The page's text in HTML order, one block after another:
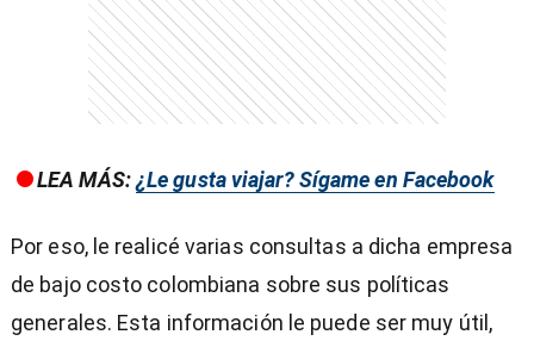
LEA MÁS:¿Le gusta viajar? Sígame en Facebook
Por eso, le realicé varias consultas a dicha empresa
de bajo costo colombiana sobre sus políticas
generales. Esta información le puede ser muy útil,